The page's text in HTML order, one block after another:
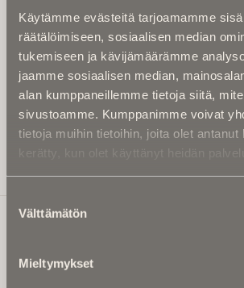
Käytämme evästeitä tarjoamamme
räätälöimiseen, sosiaalisen median
tukemiseen ja kävijämäärämme
jaamme sosiaalisen median,
alan kumppaneillemme tietoja siitä,
sivustoamme. Kumppanimme voivat
tietoja muihin tietoihin, joita olet antanut
kerätty, kun olet käyttänyt heidän
valinta
Välttämätön
Mieltymykset
etteivät kiinnostavat artikkelit jää
Uutiskirje on maksuton eikä se velvoita
Kirjoita tähän sähköpostiosoite, johon
tulevan:
Tilaa Uutiskirje
Ikuisuusmedia